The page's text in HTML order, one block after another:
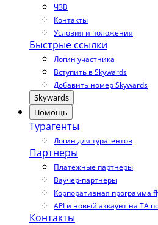
ЧЗВ
Контакты
Условия и положения
Быстрые ссылки
Логин участника
Вступить в Skywards
Добавить номер Skywards
Skywards
Помощь
Турагенты
Логин для турагентов
Партнеры
Платежные партнеры
Ваучер-партнеры
Корпоративная программа
API и новый аккаунт на TA
Контакты